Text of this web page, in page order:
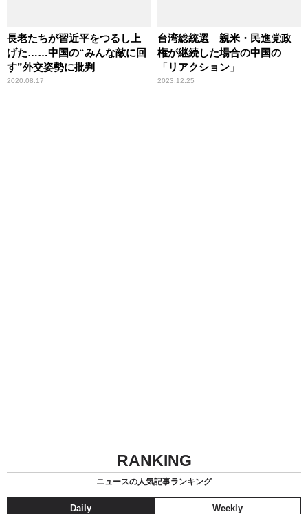
長老たちが習近平をつるし上
げた……中国の“みんな敵に回
す”外交姿勢に批判
2020.08.17
台湾総統選 親米・民進党政
権が継続した場合の中国の
「リアクション」
2023.12.25
RANKING
ニュースの人気記事ランキング
Daily Weekly